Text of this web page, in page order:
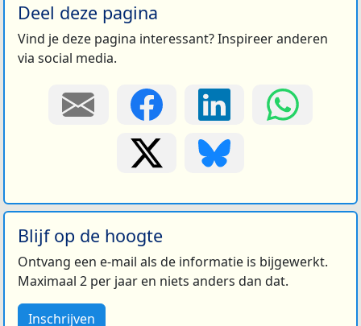
Deel deze pagina
Vind je deze pagina interessant? Inspireer anderen
via social media.
Blijf op de hoogte
Ontvang een e-mail als de informatie is bijgewerkt.
Maximaal 2 per jaar en niets anders dan dat.
Inschrijven